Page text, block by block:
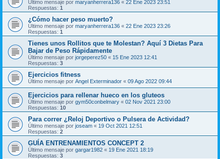
Último mensaje por maryanherrera136 « 22 Ene 2023 23:51
Respuestas: 1
¿Cómo hacer peso muerto?
Último mensaje por maryanherrera136 « 22 Ene 2023 23:26
Respuestas: 1
Tienes unos Rollitos que te Molestan? Aquí 3 Dietas Para
Bajar de Peso Rápidamente
Último mensaje por jorgeperez50 « 15 Ene 2023 12:41
Respuestas: 3
Ejercicios fitness
Último mensaje por Angel Exterminador « 09 Ago 2022 09:44
Ejercicios para rellenar hueco en los gluteos
Último mensaje por gym50conbelmary « 02 Nov 2021 23:00
Respuestas: 10
Para correr ¿Reloj Deportivo o Pulsera de Actividad?
Último mensaje por joseam « 19 Oct 2021 12:51
Respuestas: 2
GUÍA ENTRENAMIENTOS CONCEPT 2
Último mensaje por gargar1982 « 19 Ene 2021 18:19
Respuestas: 3